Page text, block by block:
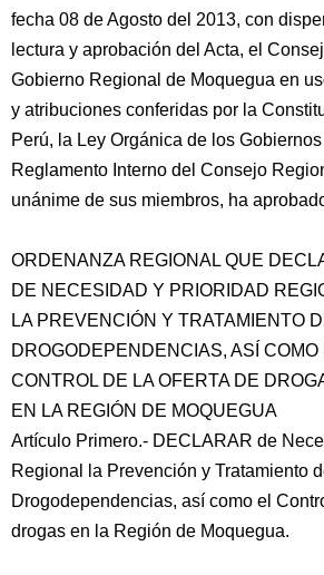
fecha 08 de Agosto del 2013, con
lectura y aprobación del Acta, el
Gobierno Regional de Moquegua en
y atribuciones conferidas por la
Perú, la Ley Orgánica de los
Reglamento Interno del Consejo
unánime de sus miembros, ha
ORDENANZA REGIONAL QUE
DE NECESIDAD Y PRIORIDAD
LA PREVENCIÓN Y TRATAMIENTO
DROGODEPENDENCIAS, ASÍ COMO
CONTROL DE LA OFERTA DE
EN LA REGIÓN DE MOQUEGUA
Artículo Primero.- DECLARAR de
Regional la Prevención y Tratamiento
Drogodependencias, así como el
drogas en la Región de Moquegua.